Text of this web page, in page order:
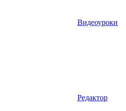
Видеоуроки
Редактор